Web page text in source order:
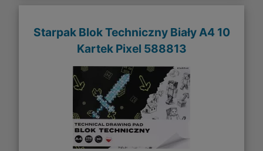
Starpak Blok Techniczny Biały A4 10
Kartek Pixel 588813